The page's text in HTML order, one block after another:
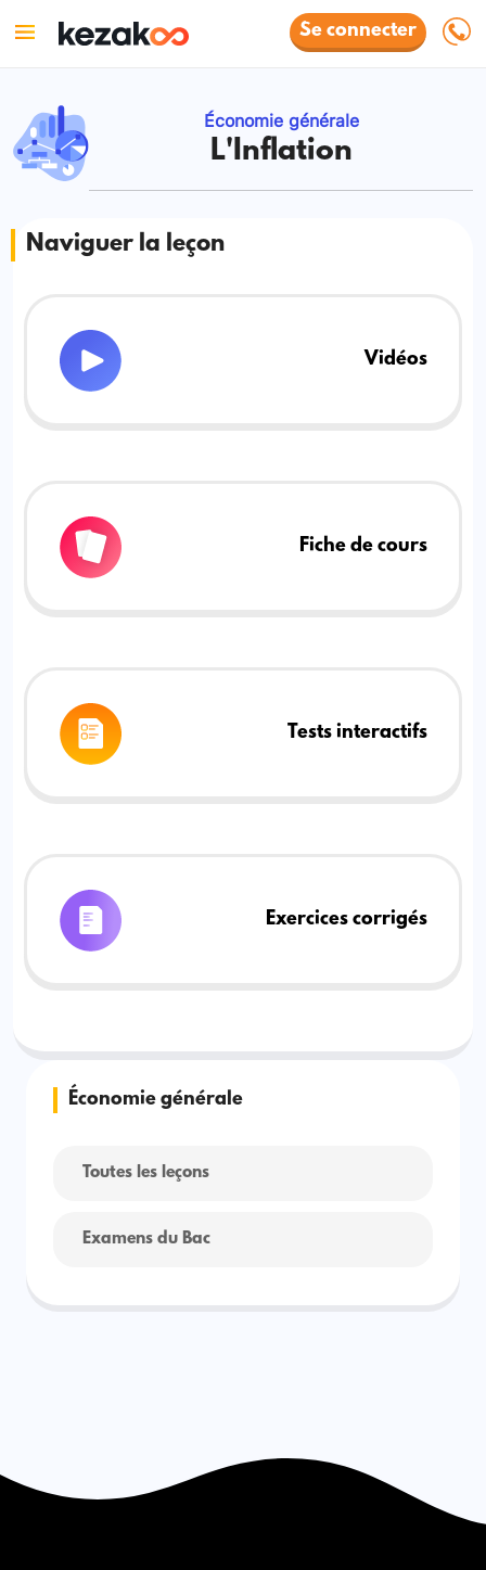
Se connecter
Économie générale
L'Inflation
Naviguer la leçon
Vidéos
Fiche de cours
Tests interactifs
Exercices corrigés
Économie générale
Toutes les leçons
Examens du Bac